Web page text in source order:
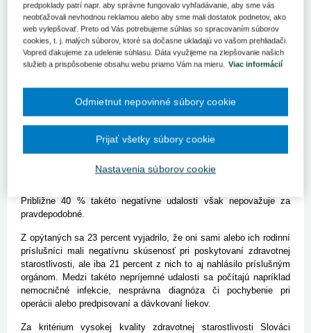
tom horšie. Len štyri percentá sú presvedčené, že zdravotná
starostlivosť na Slovensku je lepšia, 33 % tvrdí, že sme na tom
porovnateľne s ostatnými členmi únie. Vyplýva to z výsledkov
Eurobarometra, ktoré zverejnila Európska komisia. Prieskum sa
zameriaval na bezpečnosť pacientov a kvalitu starostlivosti.
Robený bol na prelome novembra a decembra minulého roka vo
všetkých krajinách EÚ, na Slovensku sa realizoval na vzorke tisíc
respondentov.
zdravotnú starostlivosť ako dobrú, ďalšia polovica však vyjadrila
opačný postoj. Až 51 % respondentov pritom považuje za
uškodiť, 53 % si myslí, že poškodení môžu byť aj v ambulantnej
Približne 40 % takéto negatívne udalosti však nepovažuje za
pravdepodobné.
Z opýtaných sa 23 percent vyjadrilo, že oni sami alebo ich rodinní
príslušníci mali negatívnu skúsenosť pri poskytovaní zdravotnej
starostlivosti, ale iba 21 percent z nich to aj nahlásilo príslušným
orgánom. Medzi takéto nepríjemné udalosti sa počítajú napríklad
nemocničné infekcie, nesprávna diagnóza či pochybenie pri
operácii alebo predpisovaní a dávkovaní liekov.
Za kritérium vysokej kvality zdravotnej starostlivosti Slováci
predpoklady patrí napr. aby správne fungovalo vyhľadávanie, aby sme vás
neobťažovali nevhodnou reklamou alebo aby sme mali dostatok podnetov, ako
web vylepšovať. Preto od Vás potrebujeme súhlas so spracovaním súborov
cookies, t. j. malých súborov, ktoré sa dočasne ukladajú vo vašom prehliadači.
Vopred ďakujeme za udelenie súhlasu. Dáta využijeme na zlepšovanie našich
služieb a prispôsobenie obsahu webu priamo Vám na mieru. Viac informácií
Nastavenia súborov cookie
Odmietnut nepovinné súbory cookie
Prijať všetky súbory cookie